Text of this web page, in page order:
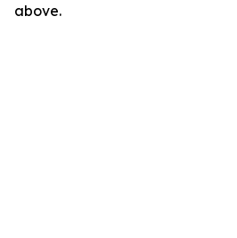
above.